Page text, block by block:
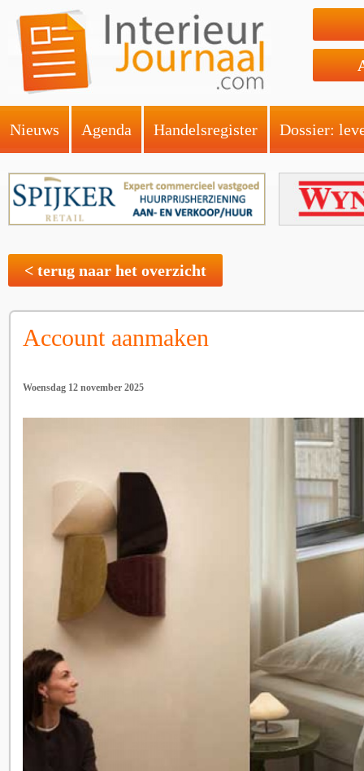
Nieuws Agenda Handelsregister Dossier:
< terug naar het overzicht
Account aanmaken
Woensdag 12 november 2025